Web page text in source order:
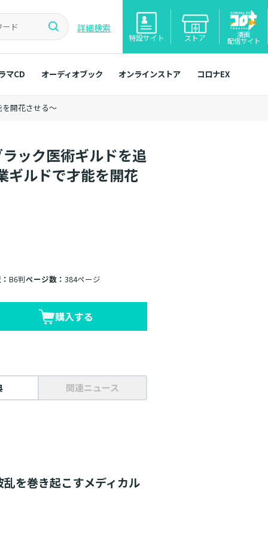
詳細検索
特設サイト ストア 漫画
配信サイト
マCD オーディオブック オンラインストア コロナEX
開花させる～
ック医術ギルドを追
ギルドで才能を開花
B6判ページ数：384ページ
購入する
関連ニュース
を巻き起こすメディカル